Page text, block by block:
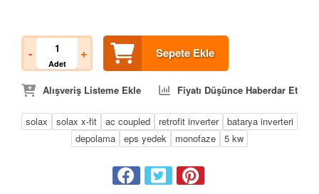
-
Adet
+ Sepete Ekle
Alışveriş Listeme Ekle Fiyatı Düşünce Haberdar Et
solax solax x-fit ac coupled retrofit inverter
batarya inverteri
depolama
eps yedek monofaze 5 kw